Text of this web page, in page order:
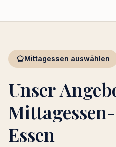
Mittagessen auswählen
Unser
Essen